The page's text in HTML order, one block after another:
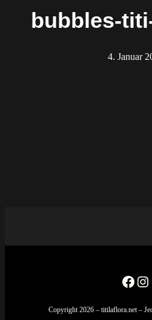
bubbles-
4. Januar
Copyright 2026 – titilaflora.net –